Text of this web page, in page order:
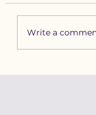
Зүүн
Write a